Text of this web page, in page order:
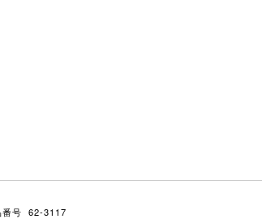
番号 62-3117